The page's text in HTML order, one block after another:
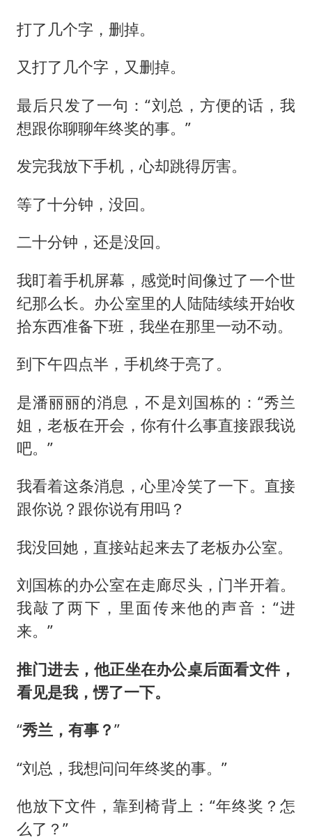
打了几个字，删掉。
又打了几个字，又删掉。
最后只发了一句：“刘总，方便的话，我
想跟你聊聊年终奖的事。”
发完我放下手机，心却跳得厉害。
等了十分钟，没回。
二十分钟，还是没回。
我盯着手机屏幕，感觉时间像过了一个世
纪那么长。办公室里的人陆陆续续开始收
拾东西准备下班，我坐在那里一动不动。
到下午四点半，手机终于亮了。
是潘丽丽的消息，不是刘国栋的：“秀兰
姐，老板在开会，你有什么事直接跟我说
吧。”
我看着这条消息，心里冷笑了一下。直接
跟你说？跟你说有用吗？
我没回她，直接站起来去了老板办公室。
刘国栋的办公室在走廊尽头，门半开着。
我敲了两下，里面传来他的声音：“进
来。”
推门进去，他正坐在办公桌后面看文件，
看见是我，愣了一下。
“秀兰，有事？”
“刘总，我想问问年终奖的事。”
他放下文件，靠到椅背上：“年终奖？怎
么了？”